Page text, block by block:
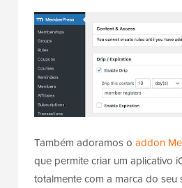
Também adoramos o addon
que permite criar um aplicativo
totalmente com a marca do seu